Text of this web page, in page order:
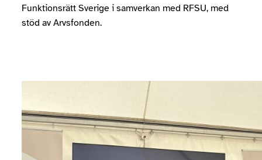
Funktionsrätt Sverige i samverkan med RFSU, med
stöd av Arvsfonden.